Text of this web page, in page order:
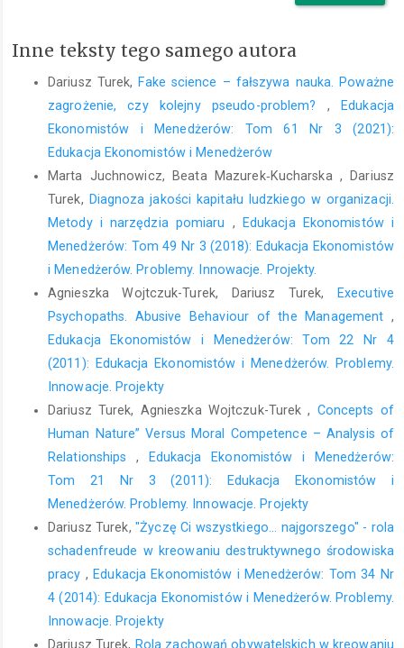
5. Baumol, W.J. (1990). Entrepreneurship: Productive,
Unproductive, and Destructive. The Journal of Political
Economy, 98(5), 893–921.
6. Beaver, G., Jennings, P. (2005). Competitive Advantage and
Entrepreneurial Power. Journal of Small Business and Enterprise
Development, 12(1), 9–23.
7. Boon, B., Jones, D., Curnow, B. (2009). Out of the Blue: The
Dark Side of Creative Enterprise. Culture and Organization, 15(3–
4), 361–377.
Entrepreneurs. Academy of Management Journal, 23(3), 509–
520.
9. Chopra, A. (2013). The Dark Side of Innovation. Vermont:
10. Covin, J., Lumpkin, G. (2011). Entrepreneurial Orientation
Theory and Research: Reflections on a Needed Construct.
Entrepreneurship Theory and Practice, 35(5), 855–872.
11. Cropley, D.H., Kaufman, J.P., Cropley, A.J. (2008). Malevolent
Creativity: A Functional Model of Creativity in Terrorism and
Crime. Creativity Research Journal, 20(2), 105–115.
12. Dawkins, R. (1996). Samolubny gen. Warszawa: Prószyński i
S‑ka.
13. Eisenman, R. (2010). Creativity and Crime: How Criminals Use
Creativity to Succeed. W: D.H. Cropley, A.J. Cropley, J.C.
Kaufman, M.A. Runco (red.), The Dark Side of Creativity. New
Inne teksty tego samego autora
Dariusz Turek, Fake science – fałszywa nauka. Poważne
zagrożenie, czy kolejny pseudo-problem? ,
Edukacja
Ekonomistów i Menedżerów: Tom 61 Nr 3 (2021):
Edukacja Ekonomistów i Menedżerów
Marta Juchnowicz, Beata Mazurek‑Kucharska , Dariusz
Turek, Diagnoza jakości kapitału ludzkiego w organizacji.
Metody i narzędzia pomiaru ,
Edukacja Ekonomistów i
Menedżerów: Tom 49 Nr 3 (2018): Edukacja Ekonomistów
i Menedżerów. Problemy. Innowacje. Projekty.
Agnieszka Wojtczuk-Turek, Dariusz Turek,
Executive
Psychopaths. Abusive Behaviour of the Management ,
Edukacja Ekonomistów i Menedżerów: Tom 22 Nr 4
(2011): Edukacja Ekonomistów i Menedżerów. Problemy.
Innowacje. Projekty
Dariusz Turek, Agnieszka Wojtczuk-Turek , Concepts of
Human Nature” Versus Moral Competence – Analysis of
Relationships ,
Edukacja Ekonomistów i Menedżerów:
Tom 21 Nr 3 (2011): Edukacja Ekonomistów i
Menedżerów. Problemy. Innowacje. Projekty
Dariusz Turek,"Życzę Ci wszystkiego... najgorszego" - rola
schadenfreude w kreowaniu destruktywnego środowiska
pracy , Edukacja Ekonomistów i Menedżerów: Tom 34 Nr
4 (2014): Edukacja Ekonomistów i Menedżerów. Problemy.
Innowacje. Projekty
Dariusz Turek, Rola zachowań obywatelskich w kreowaniu